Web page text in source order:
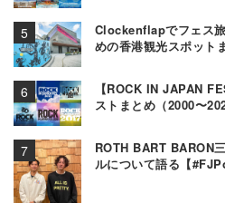
Clockenflapでフェス
めの香港観光スポット
【ROCK IN JAPAN
ストまとめ（2000〜
ROTH BART BARON
ルについて語る【